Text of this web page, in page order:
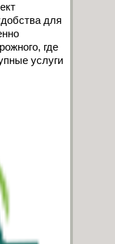
для
где
услуги